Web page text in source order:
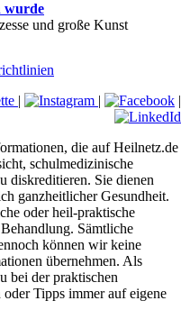
wurde
und große Kunst
| | |
die auf Heilnetz.de
schulmedizinische
diskreditieren. Sie dienen
ganzheitlicher Gesundheit.
oder heil-praktische
Sämtliche
können wir keine
übernehmen. Als
bei der praktischen
Tipps immer auf eigene